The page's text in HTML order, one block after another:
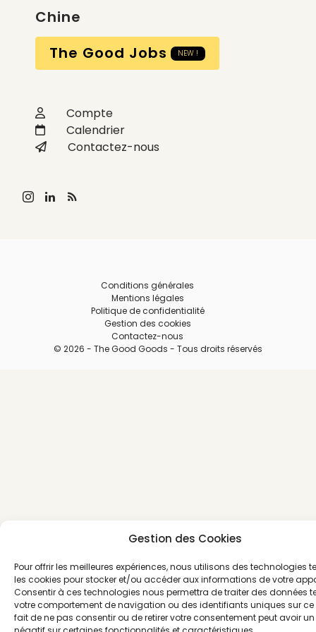
Gestion des Cookies
Pour offrir les meilleures expériences, nous utilisons des technologies
les cookies pour stocker et/ou accéder aux informations de votre
Consentir à ces technologies nous permettra de traiter des données
votre comportement de navigation ou des identifiants uniques sur ce
fait de ne pas consentir ou de retirer votre consentement peut avoir
Chine
The Good Jobs
NEW !
Compte
Calendrier
Contactez-nous
Conditions générales
Mentions légales
Politique de confidentialité
Gestion des cookies
Contactez-nous
© 2026 - The Good Goods - Tous droits réservés